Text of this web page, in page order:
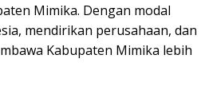
Mimika. Dengan modal
mendirikan perusahaan, dan
Kabupaten Mimika lebih